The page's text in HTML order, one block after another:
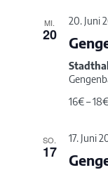
MI.
20
20. Juni
16€ – 18€
SO.
17
17. Juni